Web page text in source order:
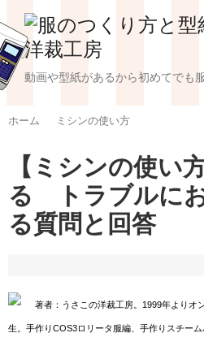
動画や型紙があるから初めてでも
ホーム ミシンの使い方
【ミシンの使い
る トラブルに
る質問と回答
著者：うさこの洋裁工房。1999年よりオ
生。手作りCOS3ロリータ服編、手作りスチー